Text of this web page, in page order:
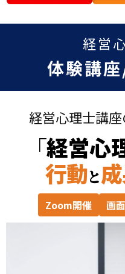
経営
体験講
経営心理士講
「経営心
行動と
Zoom開催 画